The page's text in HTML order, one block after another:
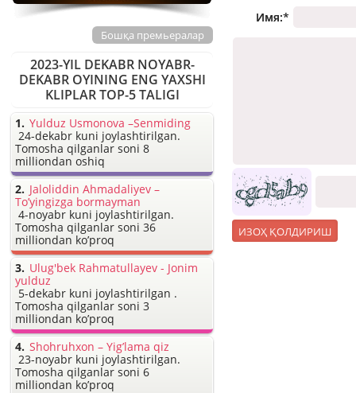
Имя:*
Бошқа премьералар
2023-YIL DEKABR NOYABR-
DEKABR OYINING ENG YAXSHI
KLIPLAR TOP-5 TALIGI
Yulduz Usmonova –Senmiding
24-dekabr kuni joylashtirilgan.
Tomosha qilganlar soni 8
milliondan oshiq
Jaloliddin Ahmadaliyev –
To’yingizga bormayman
4-noyabr kuni joylashtirilgan.
Tomosha qilganlar soni 36
milliondan ko’proq
Ulug'bek Rahmatullayev - Jonim
yulduz
5-dekabr kuni joylashtirilgan .
Tomosha qilganlar soni 3
milliondan ko’proq
Shohruhxon – Yig’lama qiz
23-noyabr kuni joylashtirilgan.
Tomosha qilganlar soni 6
milliondan ko’proq